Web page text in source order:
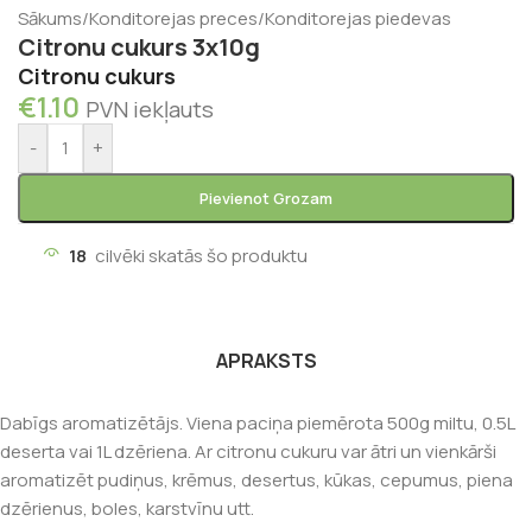
Sākums/Konditorejas preces/Konditorejas piedevas
Citronu cukurs 3x10g
Citronu cukurs
€1.10 PVN iekļauts
- +
Pievienot Grozam
18 cilvēki skatās šo produktu
APRAKSTS
Dabīgs aromatizētājs. Viena paciņa piemērota 500g miltu, 0.5L
deserta vai 1L dzēriena. Ar citronu cukuru var ātri un vienkārši
aromatizēt pudiņus, krēmus, desertus, kūkas, cepumus, piena
dzērienus, boles, karstvīnu utt.